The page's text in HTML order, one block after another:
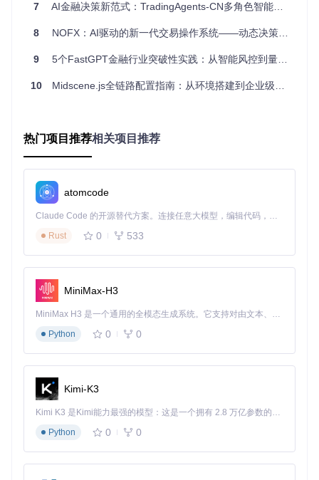
复杂的市场环境中做出更明智的投资决策。
二、场景化部署：5分钟启动智能交易系统
2.1 容器化部署方案（推荐生产环境）
容器化部署是快速启动系统的首选方案，无需复杂的环境配
# 克隆项目代码库
git clone https://gitcode.com/GitHub_Trending/tr/
# 进入项目目录
cd TradingAgents-CN
# 启动Docker容器（-d参数表示后台运行）
2.2 开发环境部署（适合二次开发）
如果您需要对系统进行定制开发，可以选择本地环境部署：
# 克隆项目代码库
git clone https://gitcode.com/GitHub_Trending/tr/
# 进入项目目录
# 安装依赖包
pip install -r requirements.txt
# 启动应用服务
7 AI金融决策新范式：TradingAgents-CN多角色智能分析系统解析
8 NOFX：AI驱动的新一代交易操作系统——动态决策中枢重构量化投资逻辑
9 5个FastGPT金融行业突破性实践：从智能风控到量化投研的转型指南
10 Midscene.js全链路配置指南：从环境搭建到企业级自动化实践
热门项目推荐相关项目推荐
atomcode
Claude Code 的开源替代方案。连接任意大模型，编辑代码，运行命令，自动验证 — 全自动执行。用 Rust 构建，极致性能。 ｜ An open-source alternative to Claude Code. Connect any LLM, edit code, run commands, and verify changes — autonomously. Built in Rust for speed. Get Started
Rust
0 533
MiniMax-H3
MiniMax H3 是一个通用的全模态生成系统。它支持对由文本、图像、视频和音频组成的多模态上下文进行统一理解，并能生成分辨率高达 2K、时长可达 15 秒的带原生立体声音频的视频。得益于面向任务泛化的系统设计，H3 在预训练阶段就已具备广泛的多模态上下文理解与生成能力，能够出色地执行复杂的多模态指令。
Python
0 0
Kimi-K3
Kimi K3 是Kimi能力最强的模型：这是一个拥有 2.8 万亿参数的混合专家（MoE）模型，具备原生视觉理解能力，并支持 100 万 token 的上下文窗口。
Python
0 0